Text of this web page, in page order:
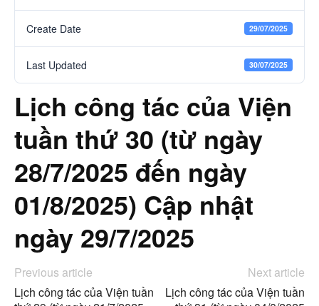
Create Date 29/07/2025
Last Updated 30/07/2025
Lịch công tác của Viện
tuần thứ 30 (từ ngày
28/7/2025 đến ngày
01/8/2025) Cập nhật
ngày 29/7/2025
Previous article
Lịch công tác của Viện tuần
Next article
Lịch công tác của Viện tuần